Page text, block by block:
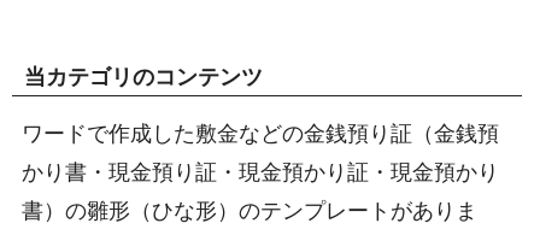
当カテゴリのコンテンツ
ワードで作成した敷金などの金銭預り証（金銭預
かり書・現金預り証・現金預かり証・現金預かり
書）の雛形（ひな形）のテンプレートがありま